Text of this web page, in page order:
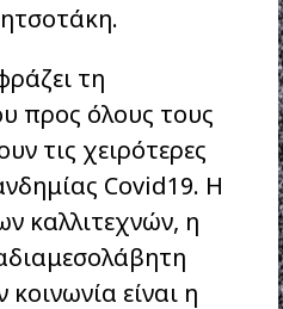
τη
προς όλους τους
τις χειρότερες
Covid19. Η
καλλιτεχνών, η
κοινωνία είναι η